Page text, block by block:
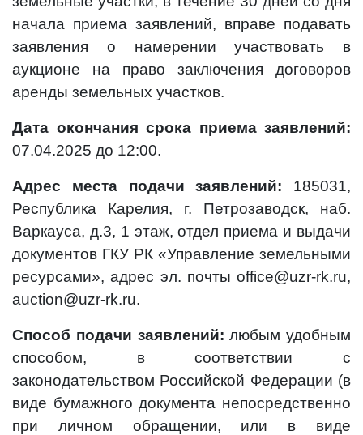
начала приема заявлений, вправе подавать
заявления о намерении участвовать в
аукционе на право заключения договоров
аренды земельных участков.
Дата окончания срока приема заявлений:
07.04.2025 до 12:00.
Адрес места подачи заявлений: 185031,
Республика Карелия, г. Петрозаводск, наб.
Варкауса, д.3, 1 этаж, отдел приема и выдачи
документов ГКУ РК «Управление земельными
ресурсами», адрес эл. почты office@uzr-rk.ru,
auction@uzr-rk.ru.
Способ подачи заявлений:любым удобным
способом, в соответствии с
законодательством Российской Федерации (в
виде бумажного документа непосредственно
при личном обращении, или в виде